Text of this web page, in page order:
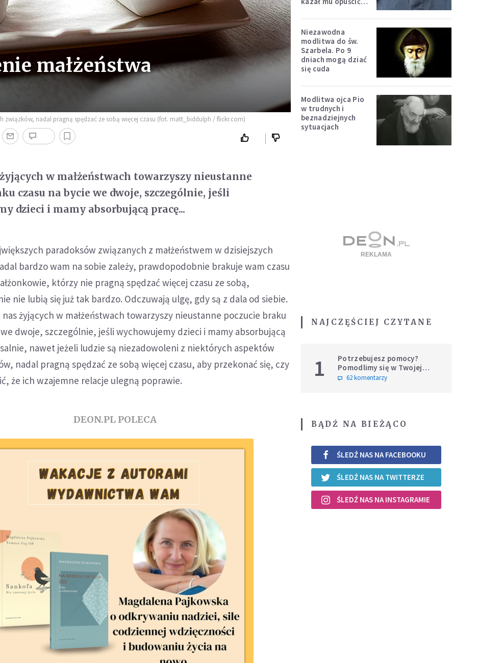
małżeństwa
związków, nadal pragną spędzać ze sobą więcej czasu (fot. matt_biddulph / flickr.com)
w małżeństwach towarzyszy nieustanne
czasu na bycie we dwoje, szczególnie, jeśli
dzieci i mamy absorbującą pracę...
paradoksów związanych z małżeństwem w dzisiejszych
bardzo wam na sobie zależy, prawdopodobnie brakuje wam czasu
którzy nie pragną spędzać więcej czasu ze sobą,
nie lubią się już tak bardzo. Odczuwają ulgę, gdy są z dala od siebie.
żyjących w małżeństwach towarzyszy nieustanne poczucie braku
dwoje, szczególnie, jeśli wychowujemy dzieci i mamy absorbującą
nawet jeżeli ludzie są niezadowoleni z niektórych aspektów
nadal pragną spędzać ze sobą więcej czasu, aby przekonać się, czy
że ich wzajemne relacje ulegną poprawie.
DEON.PL POLECA
Niezawodna
modlitwa do św.
Szarbela. Po 9
dniach mogą dziać
się cuda
Modlitwa ojca Pio
w trudnych i
beznadziejnych
sytuacjach
NAJCZĘŚCIEJ CZYTANE
1
Potrzebujesz pomocy?
Pomodlimy się w Twojej
intencji
62 komentarzy
BĄDŹ NA BIEŻĄCO
ŚLEDŹ NAS NA FACEBOOKU
ŚLEDŹ NAS NA TWITTERZE
ŚLEDŹ NAS NA INSTAGRAMIE